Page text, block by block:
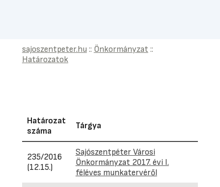
sajoszentpeter.hu:: Önkormányzat ::
Határozatok
Határozat
száma
Tárgya
235/2016
(12.15.)
Sajószentpéter Városi
Önkormányzat 2017. évi I.
féléves munkatervéről